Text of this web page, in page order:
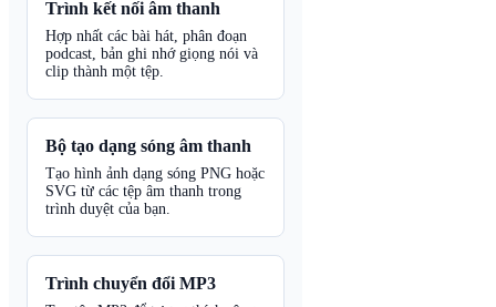
Trình kết nối âm thanh
Hợp nhất các bài hát, phân đoạn
podcast, bản ghi nhớ giọng nói và
clip thành một tệp.
Bộ tạo dạng sóng âm thanh
Tạo hình ảnh dạng sóng PNG hoặc
SVG từ các tệp âm thanh trong
trình duyệt của bạn.
Trình chuyển đổi MP3